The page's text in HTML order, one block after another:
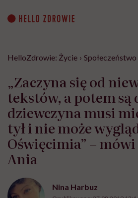
content
HelloZdrowie: Życie › Społeczeństwo
„Zaczyna się od
tekstów, a potem są
dziewczyna musi
tył i nie może
Oświęcimia” –
Ania
Nina Harbuz